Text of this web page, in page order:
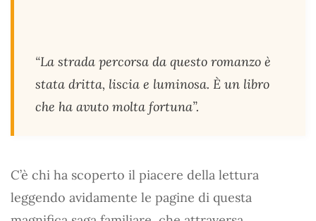
“La strada percorsa da questo romanzo è
stata dritta, liscia e luminosa. È un libro
che ha avuto molta fortuna”.
C’è chi ha scoperto il piacere della lettura
leggendo avidamente le pagine di questa